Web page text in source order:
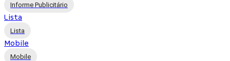
Informe Publicitário
Lista
Lista
Mobile
Mobile